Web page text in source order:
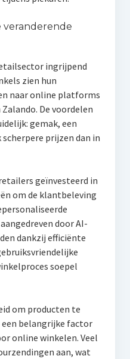
veranderende
ingrijpend
zien hun
naar online platforms
De voordelen
gemak, een
prijzen dan in
geïnvesteerd in
om de klantbeleving
door AI-
dankzij efficiënte
soepel
om producten te
belangrijke factor
online winkelen. Veel
aan, wat